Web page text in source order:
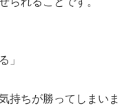
」
持ちが勝ってしまいま